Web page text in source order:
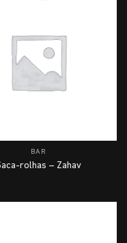
BAR
rolhas – Zahav